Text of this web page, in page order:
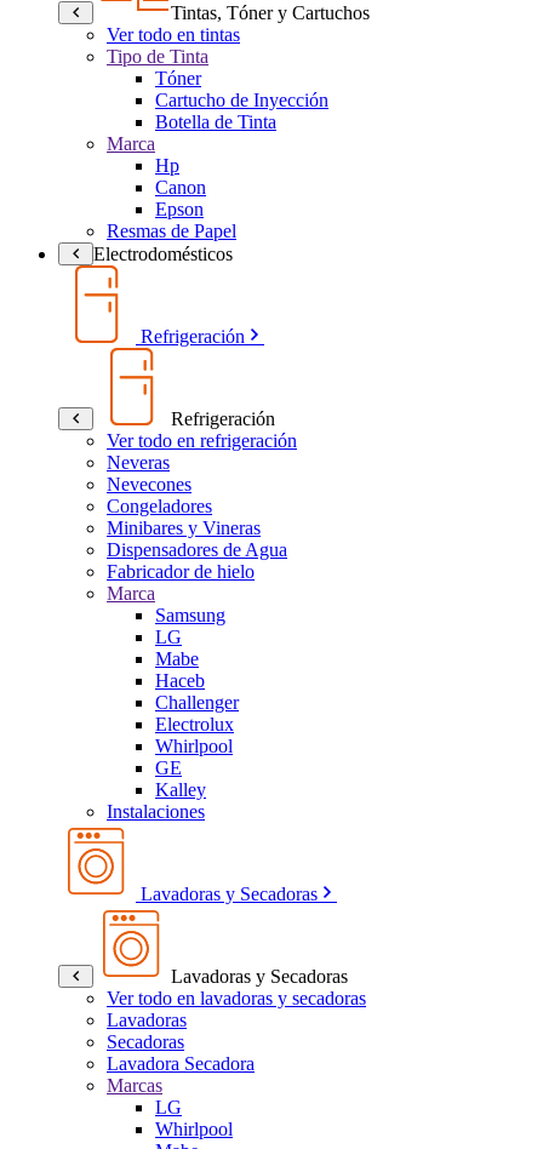
Tintas, Tóner y Cartuchos
Ver todo en tintas
Tipo de Tinta
Tóner
Cartucho de Inyección
Botella de Tinta
Marca
Hp
Canon
Epson
Resmas de Papel
Electrodomésticos
Refrigeración
Refrigeración
Ver todo en refrigeración
Neveras
Nevecones
Congeladores
Minibares y Vineras
Dispensadores de Agua
Fabricador de hielo
Marca
Samsung
LG
Mabe
Haceb
Challenger
Electrolux
Whirlpool
GE
Kalley
Instalaciones
Lavadoras y Secadoras
Lavadoras y Secadoras
Ver todo en lavadoras y secadoras
Lavadoras
Secadoras
Lavadora Secadora
Marcas
LG
Whirlpool